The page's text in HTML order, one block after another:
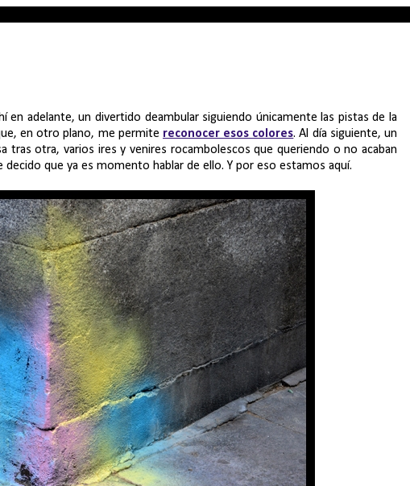
en adelante, un divertido deambular siguiendo únicamente las pistas de la
en otro plano, me permite reconocer esos colores. Al día siguiente, un
tras otra, varios ires y venires rocambolescos que queriendo o no acaban
decido que ya es momento hablar de ello. Y por eso estamos aquí.